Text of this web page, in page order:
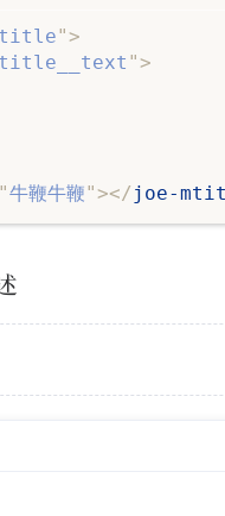
">
">
"牛鞭牛鞭"></ joe-